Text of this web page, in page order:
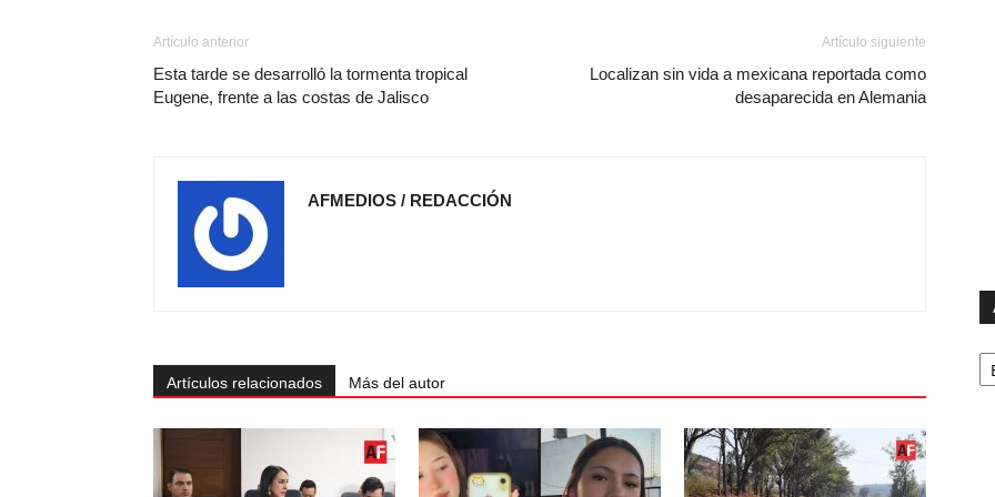
Artículo anterior
Esta tarde se desarrolló la tormenta tropical
Eugene, frente a las costas de Jalisco
Artículo siguiente
Localizan sin vida a mexicana reportada como
desaparecida en Alemania
AFMEDIOS / REDACCIÓN
Artículos relacionados Más del autor